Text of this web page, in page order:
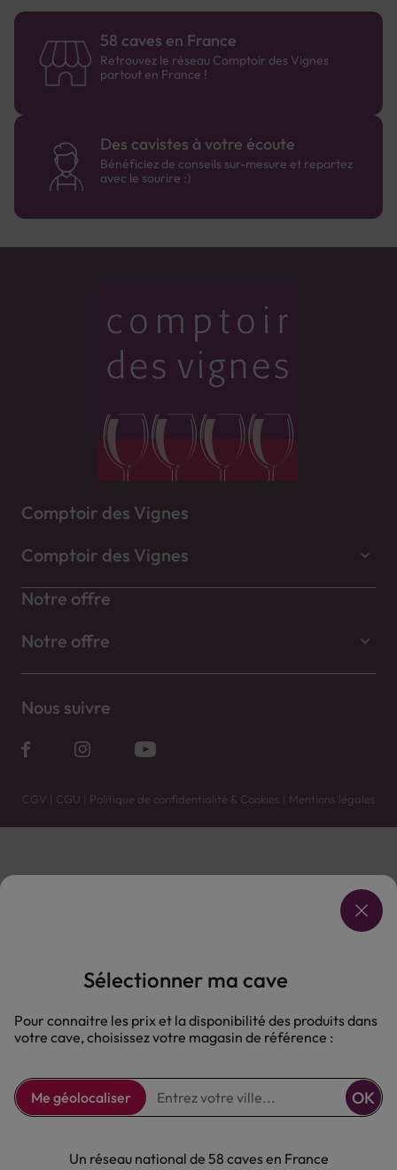
16.90 €
58 caves en France
Retrouvez le réseau Comptoir des Vignes
partout en France !
Des cavistes à votre écoute
Bénéficiez de conseils sur-mesure et repartez
avec le sourire :)
Comptoir des Vignes
Comptoir des Vignes
Notre offre
Notre offre
Nous suivre
CGV | CGU | Politique de confidentialité & Cookies | Mentions légales
Vente uniquement en caves. Contactez votre caviste pour plus de renseignements.
L'ABUS D'ALCOOL EST DANGEREUX POUR LA SANTÉ, À CONSOMMER AVEC MODÉRATION.
Sélectionner ma cave
Pour connaitre les prix et la disponibilité des produits dans
votre cave, choisissez votre magasin de référence :
Me géolocaliser OK
Un réseau national de 58 caves en France